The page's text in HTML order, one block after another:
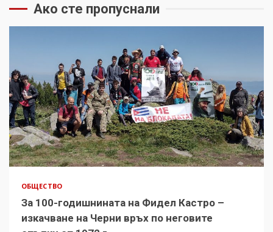
Ако сте пропуснали
ОБЩЕСТВО
За 100-годишнината на Фидел Кастро –
изкачване на Черни връх по неговите